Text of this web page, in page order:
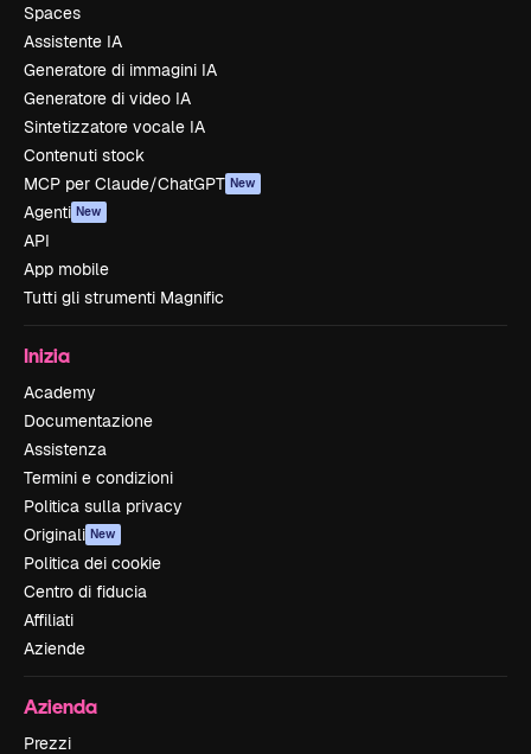
Spaces
Assistente IA
Generatore di immagini IA
Generatore di video IA
Sintetizzatore vocale IA
Contenuti stock
MCP per Claude/ChatGPT New
Agenti New
API
App mobile
Tutti gli strumenti Magnific
Inizia
Academy
Documentazione
Assistenza
Termini e condizioni
Politica sulla privacy
Originali New
Politica dei cookie
Centro di fiducia
Affiliati
Aziende
Azienda
Prezzi